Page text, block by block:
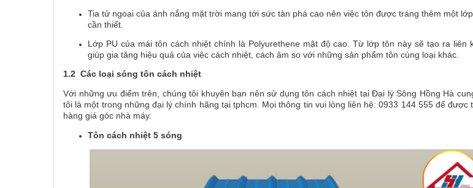
Tia tử ngoại của ánh nắng mặt trời mang tới sức tàn phá cao nên việc tôn được tráng thêm một
cần thiết.
Lớp PU của mái tôn cách nhiệt chính là Polyurethene mật độ cao. Từ lớp tôn này sẽ tạo ra liên
giúp gia tăng hiệu quả của việc cách nhiệt, cách âm so với những sản phẩm tôn cùng loại khác.
1.2 Các loại sóng tôn cách nhiệt
Với những ưu điểm trên, chúng tôi khuyên bạn nên sử dụng tôn cách nhiệt tại Đại lý Sông Hồng Hà
tôi là một trong những đại lý chính hãng tại tphcm. Mọi thông tin vui lòng liên hệ: 0933 144 555 để được
hàng giá góc nhà máy.
Tôn cách nhiệt 5 sóng